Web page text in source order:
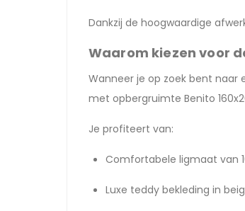
Dankzij de hoogwaardige
Waarom kiezen voor
Wanneer je op zoek bent naar
met opbergruimte Benito
Je profiteert van:
Comfortabele ligmaat van
Luxe teddy bekleding in